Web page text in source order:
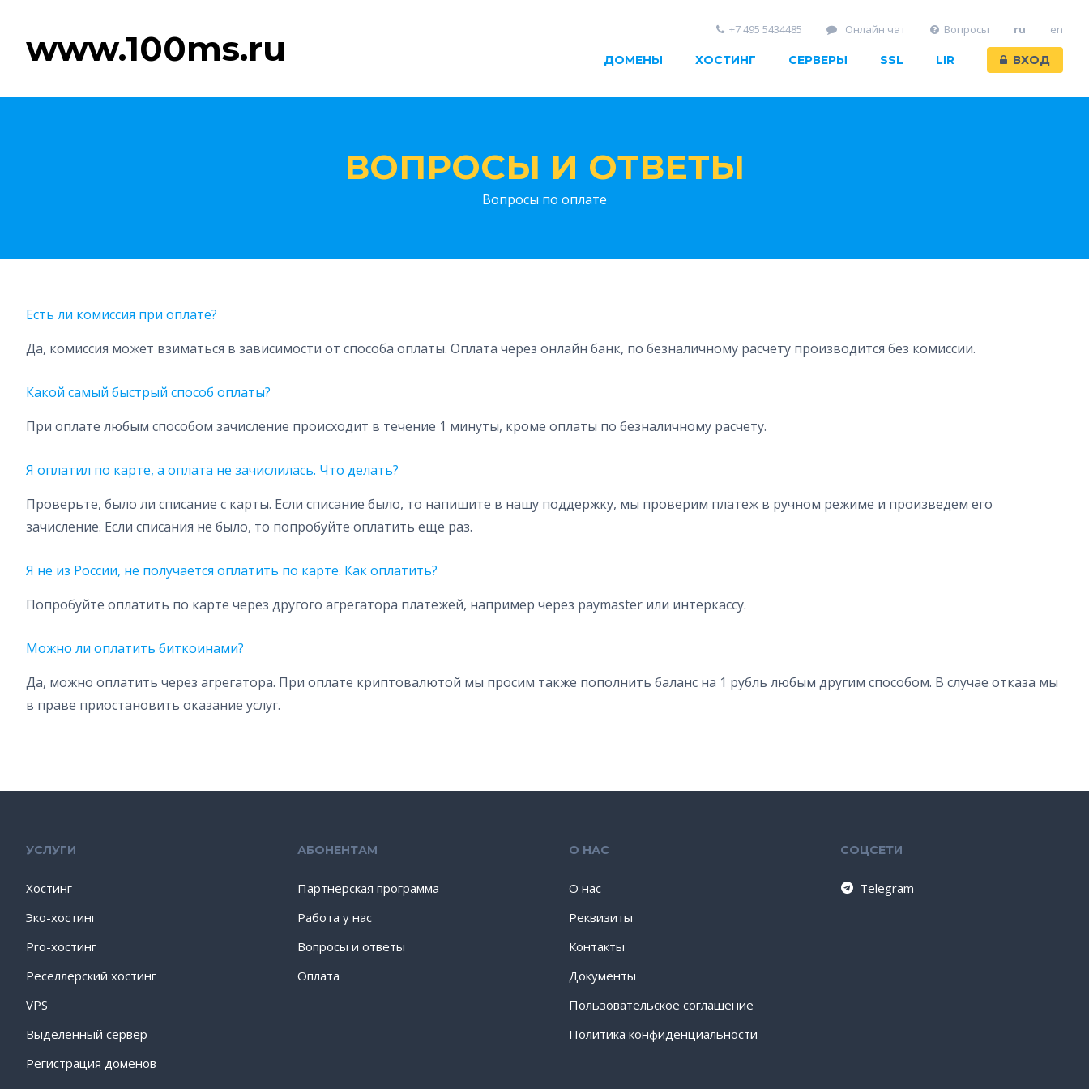
www.100ms.ru ДОМЕНЫ ХОСТИНГ СЕРВЕРЫ SSL LIR ВХОД
+7 495 5434485 Онлайн чат Вопросы ru en
ВОПРОСЫ И ОТВЕТЫ
Вопросы по оплате
Есть ли комиссия при оплате?
Да, комиссия может взиматься в зависимости от способа оплаты. Оплата через онлайн банк, по безналичному расчету производится без комиссии.
Какой самый быстрый способ оплаты?
При оплате любым способом зачисление происходит в течение 1 минуты, кроме оплаты по безналичному расчету.
Я оплатил по карте, а оплата не зачислилась. Что делать?
Проверьте, было ли списание с карты. Если списание было, то напишите в нашу поддержку, мы проверим платеж в ручном режиме и произведем его
зачисление. Если списания не было, то попробуйте оплатить еще раз.
Я не из России, не получается оплатить по карте. Как оплатить?
Попробуйте оплатить по карте через другого агрегатора платежей, например через paymaster или интеркассу.
Можно ли оплатить биткоинами?
Да, можно оплатить через агрегатора. При оплате криптовалютой мы просим также пополнить баланс на 1 рубль любым другим способом. В случае отказа мы
в праве приостановить оказание услуг.
УСЛУГИ
Хостинг
Эко-хостинг
Pro-хостинг
Реселлерский хостинг
VPS
Выделенный сервер
Регистрация доменов
АБОНЕНТАМ
Партнерская программа
Работа у нас
Вопросы и ответы
Оплата
О НАС
О нас
Реквизиты
Контакты
Документы
Пользовательское соглашение
Политика конфиденциальности
СОЦСЕТИ
Telegram